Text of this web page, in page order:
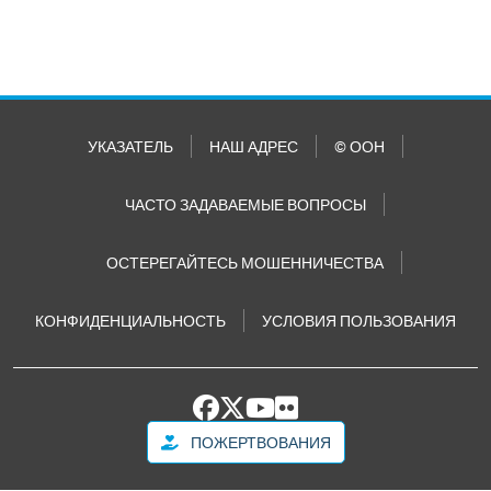
УКАЗАТЕЛЬ НАШ АДРЕС © ООН
ЧАСТО ЗАДАВАЕМЫЕ ВОПРОСЫ
ОСТЕРЕГАЙТЕСЬ МОШЕННИЧЕСТВА
КОНФИДЕНЦИАЛЬНОСТЬ УСЛОВИЯ ПОЛЬЗОВАНИЯ
ПОЖЕРТВОВАНИЯ